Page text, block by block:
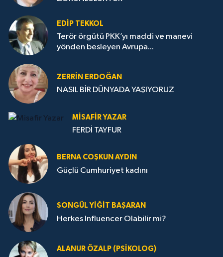
EDIP TEKKOL
Terör örgütü PKK’yı maddi ve manevi
yönden besleyen Avrupa...
ZERRIN ERDOĞAN
NASIL BİR DÜNYADA YAŞIYORUZ
MISAFIR YAZAR
FERDİ TAYFUR
BERNA COŞKUN AYDIN
Güçlü Cumhuriyet kadını
SONGÜL YIĞIT BAŞARAN
Herkes Influencer Olabilir mi?
ALANUR ÖZALP (PSIKOLOG)